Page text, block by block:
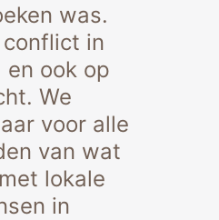
was.
in
ook op
We
voor alle
van wat
lokale
in